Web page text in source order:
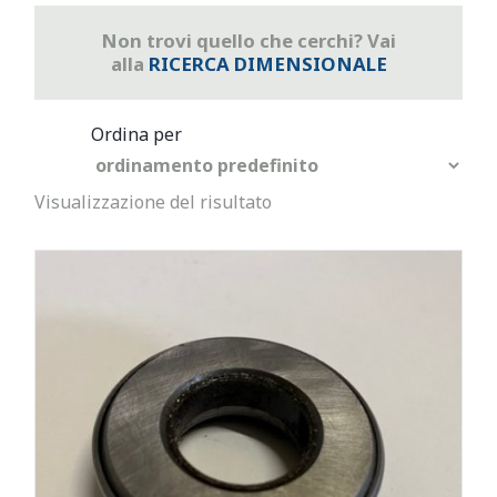
Non trovi quello che cerchi? Vai
alla RICERCA DIMENSIONALE
Visualizzazione del risultato